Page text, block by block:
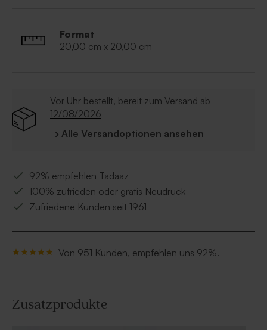
Format
20,00 cm x 20,00 cm
Vor Uhr bestellt, bereit zum Versand ab
12/08/2026
› Alle Versandoptionen ansehen
92% empfehlen Tadaaz
100% zufrieden oder gratis Neudruck
Zufriedene Kunden seit 1961
Von 951 Kunden, empfehlen uns 92%.
Zusatzprodukte